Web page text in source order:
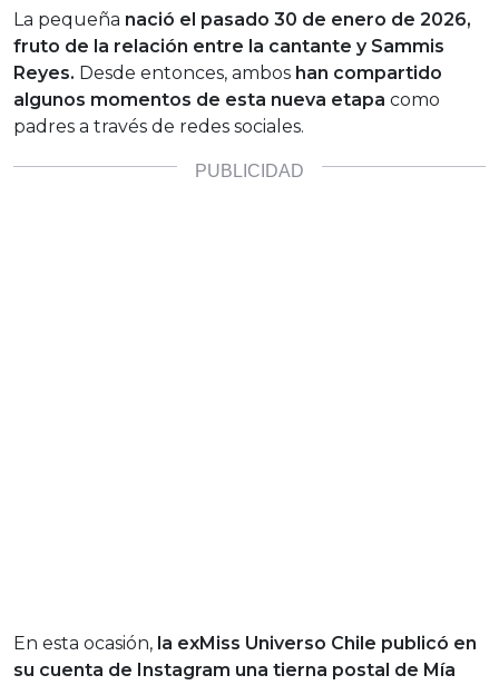
La pequeña nació el pasado 30 de enero de 2026,
fruto de la relación entre la cantante y Sammis
Reyes. Desde entonces, ambos han compartido
algunos momentos de esta nueva etapa como
padres a través de redes sociales.
En esta ocasión, la exMiss Universo Chile publicó en
su cuenta de Instagram una tierna postal de Mía